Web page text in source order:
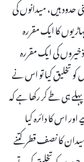
حدود ہیں، میدانوں کی
کا ایک مقررہ
کی ایک مقررہ
تخلیق کیا تو اس نے
ہی طے کر رکھا ہے کہ
اس کا دائرہ کیا
کا نصف قطر کتنے